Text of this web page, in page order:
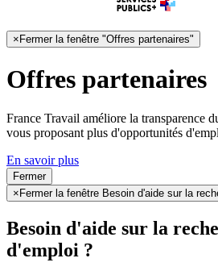
×Fermer la fenêtre "Offres partenaires"
Offres partenaires
France Travail améliore la transparence
vous proposant plus d'opportunités
En savoir plus
Fermer
× Fermer la fenêtre Besoin d'aide sur la
Besoin d'aide sur la
d'emploi ?